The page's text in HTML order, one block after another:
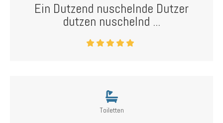
Ein Dutzend nuschelnde Dutzer
dutzen nuschelnd ...
Toiletten